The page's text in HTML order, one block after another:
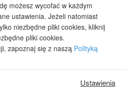
- Tradycyjne i nowoczesne gotowe
architektoniczna założona w 1990r.
powstawania projektów (zgodnie z
stronie projekty domów mogą
technicznej.
potrzeb korzystamy z
możesz wycofać w każdym
ustawienia. Jeżeli natomiast
niezbędne pliki cookies, kliknij
pliki cookies.
zapoznaj się z naszą Polityką
Ustawienia